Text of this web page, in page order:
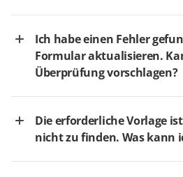
Ich habe einen Fehler
Formular aktualisieren.
Überprüfung vorschlagen?
Die erforderliche Vorlage
nicht zu finden. Was kann